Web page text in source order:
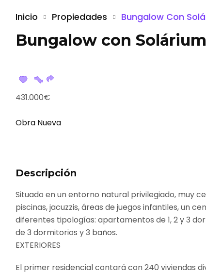
Inicio Propiedades Bungalow Con
Bungalow con
431.000€
Obra Nueva
Descripción
Situado en un entorno natural privilegiado, muy
piscinas, jacuzzis, áreas de juegos infantiles, un
diferentes tipologías: apartamentos de 1, 2 y 3
de 3 dormitorios y 3 baños.
EXTERIORES
El primer residencial contará con 240 viviendas